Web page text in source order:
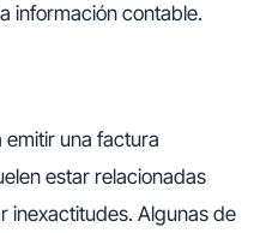
información contable.
emitir una factura
estar relacionadas
inexactitudes. Algunas de